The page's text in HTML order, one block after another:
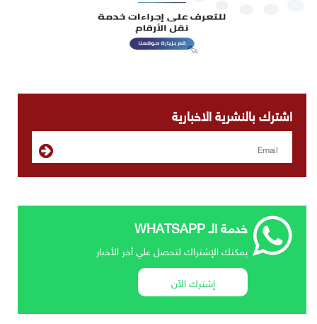
اشترك بالنشرية الاخبارية
خدمة الـ WHATSAPP
يمكنك الإشتراك لتحصل علي أخر الأخبار
إشترك الآن